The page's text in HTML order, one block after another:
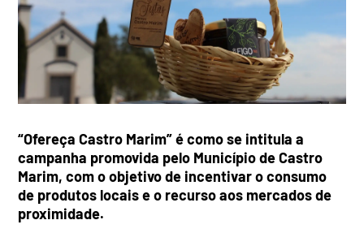
“Ofereça Castro Marim” é como se intitula a
campanha promovida pelo Município de Castro
Marim, com o objetivo de incentivar o consumo
de produtos locais e o recurso aos mercados de
proximidade.